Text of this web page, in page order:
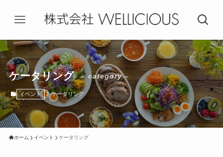
ケータリング – category –
イベント ケータリング
ホーム イベント ケータリング